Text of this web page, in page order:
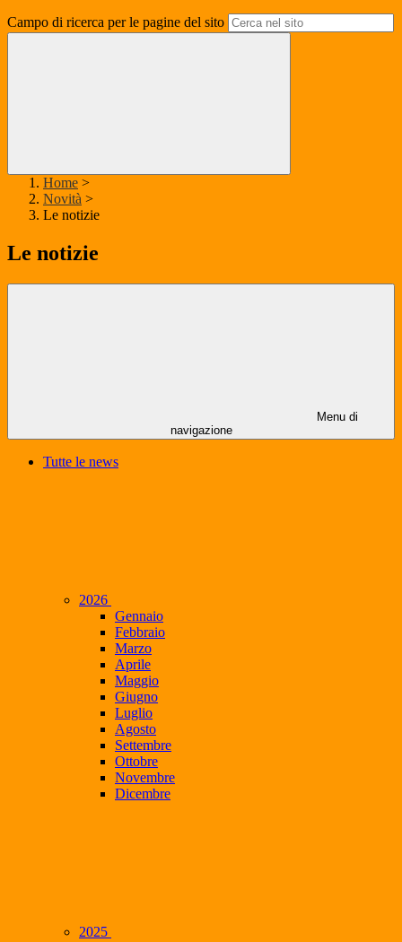
Campo di ricerca per le pagine del sito
Home >
Novità >
Le notizie
Le notizie
Menu di
navigazione
Tutte le news
2026
Gennaio
Febbraio
Marzo
Aprile
Maggio
Giugno
Luglio
Agosto
Settembre
Ottobre
Novembre
Dicembre
2025